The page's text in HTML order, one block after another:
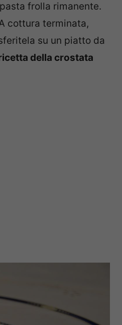
frolla rimanente.
cottura terminata,
su un piatto da
della crostata